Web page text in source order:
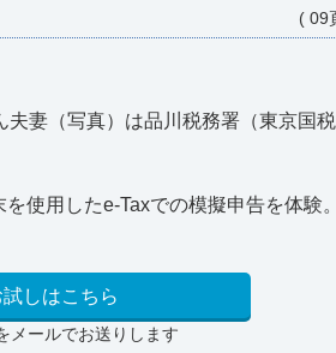
( 09
妻（写真）は品川税務署（東京国税
使用したe-Taxでの模擬申告を体験。
しはこちら
メールでお送りします